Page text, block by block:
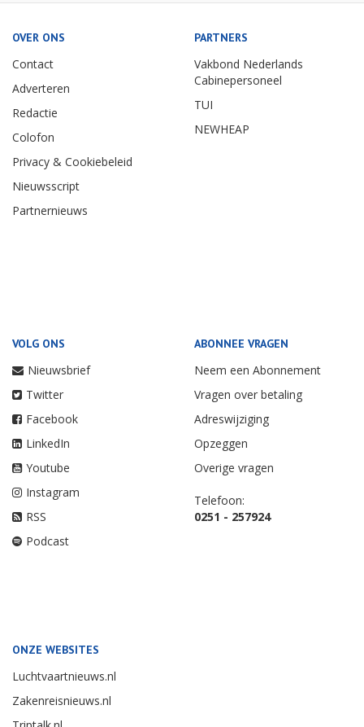
OVER ONS
Contact
Adverteren
Redactie
Colofon
Privacy & Cookiebeleid
Nieuwsscript
Partnernieuws
PARTNERS
Vakbond Nederlands
Cabinepersoneel
TUI
NEWHEAP
VOLG ONS
Nieuwsbrief
Twitter
Facebook
LinkedIn
Youtube
Instagram
RSS
Podcast
ABONNEE VRAGEN
Neem een Abonnement
Vragen over betaling
Adreswijziging
Opzeggen
Overige vragen
Telefoon:
0251 - 257924
ONZE WEBSITES
Luchtvaartnieuws.nl
Zakenreisnieuws.nl